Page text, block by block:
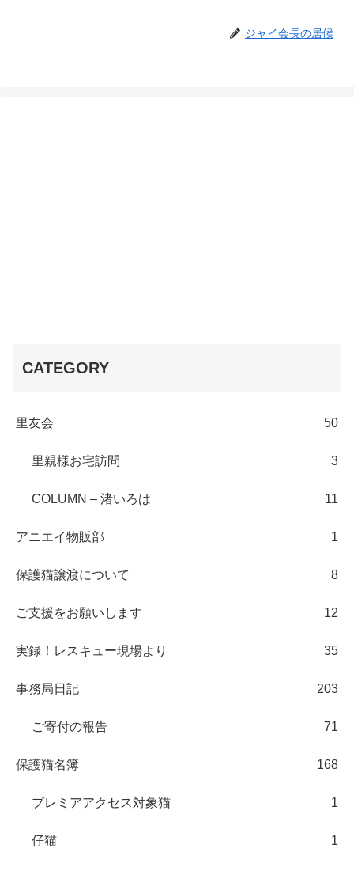
ジャイ会長の居候
CATEGORY
里友会 50
里親様お宅訪問 3
COLUMN – 渚いろは 11
アニエイ物販部 1
保護猫譲渡について 8
ご支援をお願いします 12
実録！レスキュー現場より 35
事務局日記 203
ご寄付の報告 71
保護猫名簿 168
プレミアアクセス対象猫 1
仔猫 1